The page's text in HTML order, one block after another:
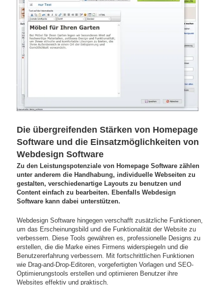
Die übergreifenden Stärken von Homepage
Software und die Einsatzmöglichkeiten von
Webdesign Software
Zu den Leistungspotenziale von Homepage Software zählen
unter anderem die Handhabung, individuelle Webseiten zu
gestalten, verschiedenartige Layouts zu benutzen und
Content einfach zu bearbeiten. Ebenfalls Webdesign
Software kann dabei unterstützen.
Webdesign Software hingegen verschafft zusätzliche Funktionen,
um das Erscheinungsbild und die Funktionalität der Website zu
verbessern. Diese Tools gewähren es, professionelle Designs zu
erstellen, die die Marke eines Firmens widerspiegeln und die
Benutzererfahrung verbessern. Mit fortschrittlichen Funktionen
wie Drag-and-Drop-Editoren, vorgefertigten Vorlagen und SEO-
Optimierungstools erstellen und optimieren Benutzer ihre
Websites effektiv und praktisch.